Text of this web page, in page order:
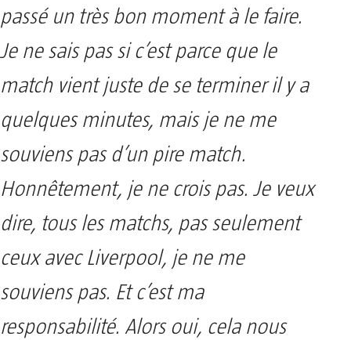
passé un très bon moment à le faire.
Je ne sais pas si c’est parce que le
match vient juste de se terminer il y a
quelques minutes, mais je ne me
souviens pas d’un pire match.
Honnêtement, je ne crois pas. Je veux
dire, tous les matchs, pas seulement
ceux avec Liverpool, je ne me
souviens pas. Et c’est ma
responsabilité. Alors oui, cela nous